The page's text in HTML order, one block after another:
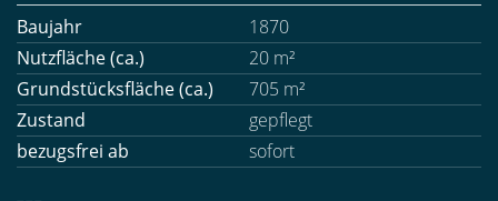
Baujahr
1870
Nutzfläche (ca.)
20 m²
Grundstücksfläche (ca.)
705 m²
Zustand
gepflegt
bezugsfrei ab
sofort